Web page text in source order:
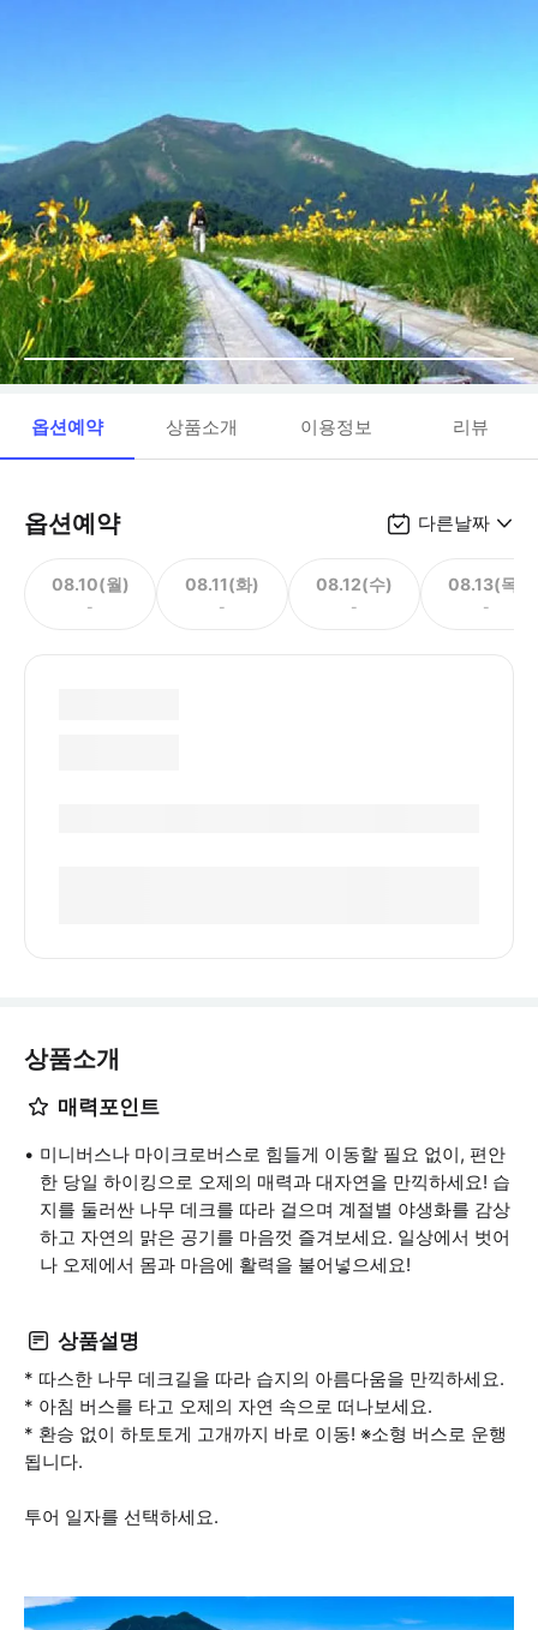
옵션예약 상품소개 이용정보 리뷰
옵션예약 다른날짜
08.10(월)
-
08.11(화)
-
08.12(수)
-
08.13(목)
-
상품소개
매력포인트
미니버스나 마이크로버스로 힘들게 이동할 필요 없이, 편안
한 당일 하이킹으로 오제의 매력과 대자연을 만끽하세요! 습
지를 둘러싼 나무 데크를 따라 걸으며 계절별 야생화를 감상
하고 자연의 맑은 공기를 마음껏 즐겨보세요. 일상에서 벗어
나 오제에서 몸과 마음에 활력을 불어넣으세요!
상품설명
* 따스한 나무 데크길을 따라 습지의 아름다움을 만끽하세요.
* 아침 버스를 타고 오제의 자연 속으로 떠나보세요.
* 환승 없이 하토토게 고개까지 바로 이동! ※소형 버스로 운행
됩니다.
투어 일자를 선택하세요.